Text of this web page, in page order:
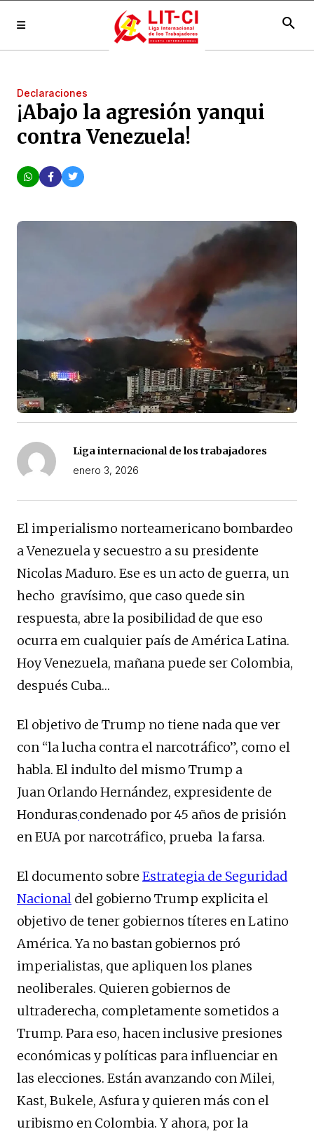
search
Declaraciones
¡Abajo la agresión yanqui
contra Venezuela!
Liga internacional de los trabajadores
enero 3, 2026
El imperialismo norteamericano bombardeo
a Venezuela y secuestro a su presidente
Nicolas Maduro. Ese es un acto de guerra, un
hecho gravísimo, que caso quede sin
respuesta, abre la posibilidad de que eso
ocurra em cualquier país de América Latina.
Hoy Venezuela, mañana puede ser Colombia,
después Cuba…
El objetivo de Trump no tiene nada que ver
con “la lucha contra el narcotráfico”, como el
habla. El indulto del mismo Trump a
Juan Orlando Hernández, expresidente de
Hondurascondenado por 45 años de prisión
en EUA por narcotráfico, prueba la farsa.
El documento sobre Estrategia de Seguridad
Nacional del gobierno Trump explicita el
objetivo de tener gobiernos títeres en Latino
América. Ya no bastan gobiernos pró
imperialistas, que apliquen los planes
neoliberales. Quieren gobiernos de
ultraderecha, completamente sometidos a
Trump. Para eso, hacen inclusive presiones
económicas y políticas para influenciar en
las elecciones. Están avanzando con Milei,
Kast, Bukele, Asfura y quieren más con el
uribismo en Colombia. Y ahora, por la